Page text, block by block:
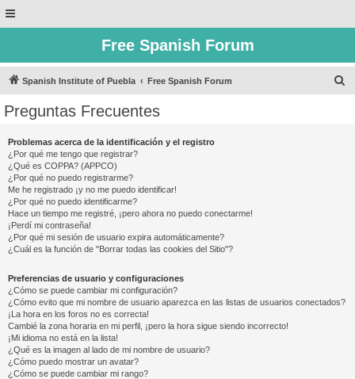
Free Spanish Forum
Spanish Institute of Puebla Free Spanish Forum
Preguntas Frecuentes
Problemas acerca de la identificación y el registro
¿Por qué me tengo que registrar?
¿Qué es COPPA? (APPCO)
¿Por qué no puedo registrarme?
Me he registrado ¡y no me puedo identificar!
¿Por qué no puedo identificarme?
Hace un tiempo me registré, ¡pero ahora no puedo conectarme!
¡Perdí mi contraseña!
¿Por qué mi sesión de usuario expira automáticamente?
¿Cuál es la función de "Borrar todas las cookies del Sitio"?
Preferencias de usuario y configuraciones
¿Cómo se puede cambiar mi configuración?
¿Cómo evito que mi nombre de usuario aparezca en las listas de usuarios conectados?
¡La hora en los foros no es correcta!
Cambié la zona horaria en mi perfil, ¡pero la hora sigue siendo incorrecto!
¡Mi idioma no está en la lista!
¿Qué es la imagen al lado de mi nombre de usuario?
¿Cómo puedo mostrar un avatar?
¿Cómo se puede cambiar mi rango?